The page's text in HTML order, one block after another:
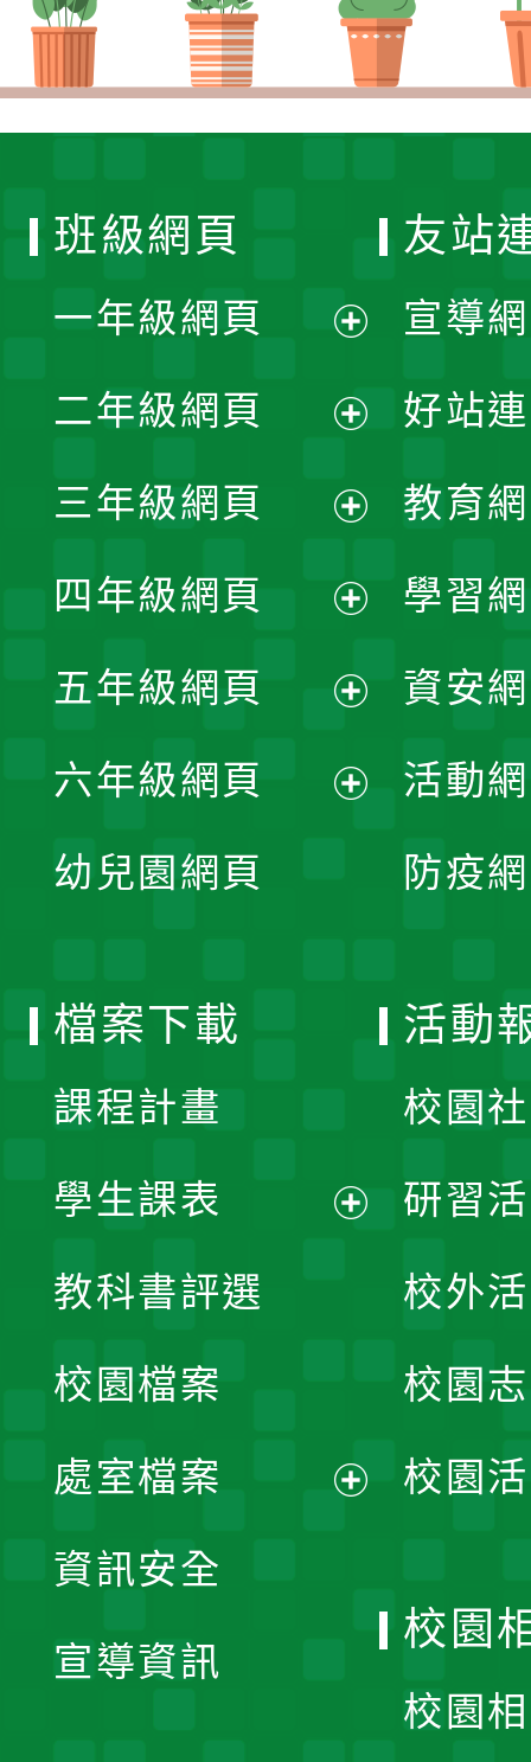
班級網頁
一年級網頁
開
選
單
二年級網頁
開
選
單
三年級網頁
開
選
單
四年級網頁
開
選
五年級網頁
開
六年級網頁
幼兒園網頁
友站
宣導
好站
教育
學習
資安
活動
防疫
檔案下載
課程計畫
學生課表
單
教科書評選
校園檔案
處室檔案
資訊安全
宣導資訊
活動
校園
研習
校外
校園
校園
校園
校園